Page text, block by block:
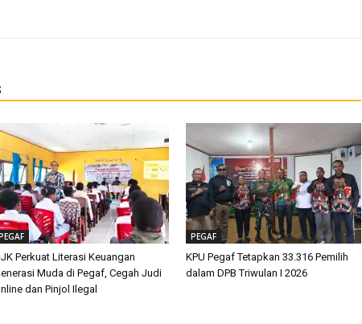
Perkuat Literasi Keuangan
Muda di Pegaf, Cegah Judi
dan Pinjol Ilegal
PEGAF
KPU Pegaf Tetapkan 33.316 Pemilih
dalam DPB Triwulan I 2026